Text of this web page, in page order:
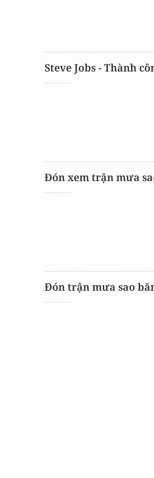
Steve Jobs - Thành
Đón xem trận mưa
Đón trận mưa sao